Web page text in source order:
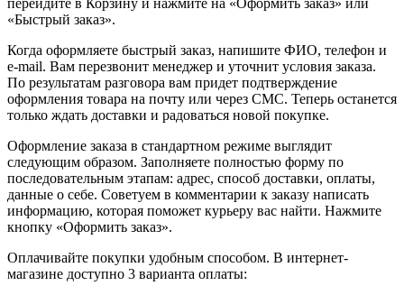
«Быстрый заказ».
Когда оформляете быстрый заказ, напишите ФИО, телефон и
e-mail. Вам перезвонит менеджер и уточнит условия заказа.
По результатам разговора вам придет подтверждение
оформления товара на почту или через СМС. Теперь останется
только ждать доставки и радоваться новой покупке.
Оформление заказа в стандартном режиме выглядит
следующим образом. Заполняете полностью форму по
последовательным этапам: адрес, способ доставки, оплаты,
данные о себе. Советуем в комментарии к заказу написать
информацию, которая поможет курьеру вас найти. Нажмите
кнопку «Оформить заказ».
Оплачивайте покупки удобным способом. В интернет-
магазине доступно 3 варианта оплаты: